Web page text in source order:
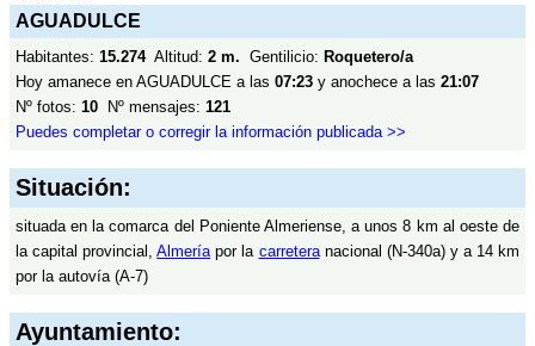
AGUADULCE
Habitantes: 15.274Altitud: 2 m. Gentilicio: Roquetero/a
Hoy amanece en AGUADULCE a las 07:23 y anochece a las 21:07
Nº fotos: 10 Nº mensajes: 121
Puedes completar o corregir la información publicada >>
Situación:
situada en la comarca del Poniente Almeriense, a unos 8 km al oeste de
la capital provincial,Almeríapor la carreteranacional (N-340a) y a 14 km
por la autovía (A-7)
Ayuntamiento: